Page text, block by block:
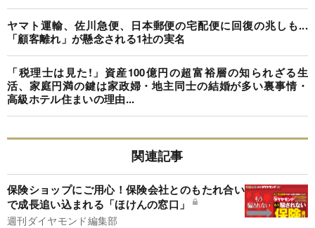
ヤマト運輸、佐川急便、日本郵便の宅配便に回復の兆しも...
「顧客離れ」が懸念される1社の実名
「税理士は見た!」資産100億円の超富裕層の知られざる生
活、家庭円満の鍵は家政婦・地主同士の結婚が多い裏事情・
高級ホテル住まいの理由...
関連記事
保険ショップにご用心！保険会社とのもたれ合い
で成長追い込まれる「ほけんの窓口」
週刊ダイヤモンド編集部